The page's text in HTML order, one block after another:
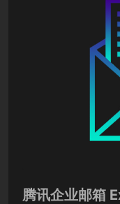
腾讯企业邮箱